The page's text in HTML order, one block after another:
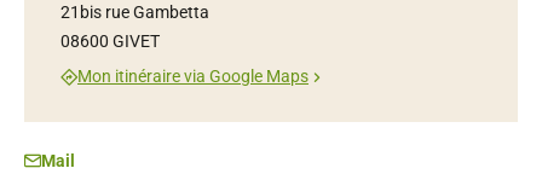
21bis rue Gambetta
08600 GIVET
Mon itinéraire via Google Maps
Mail